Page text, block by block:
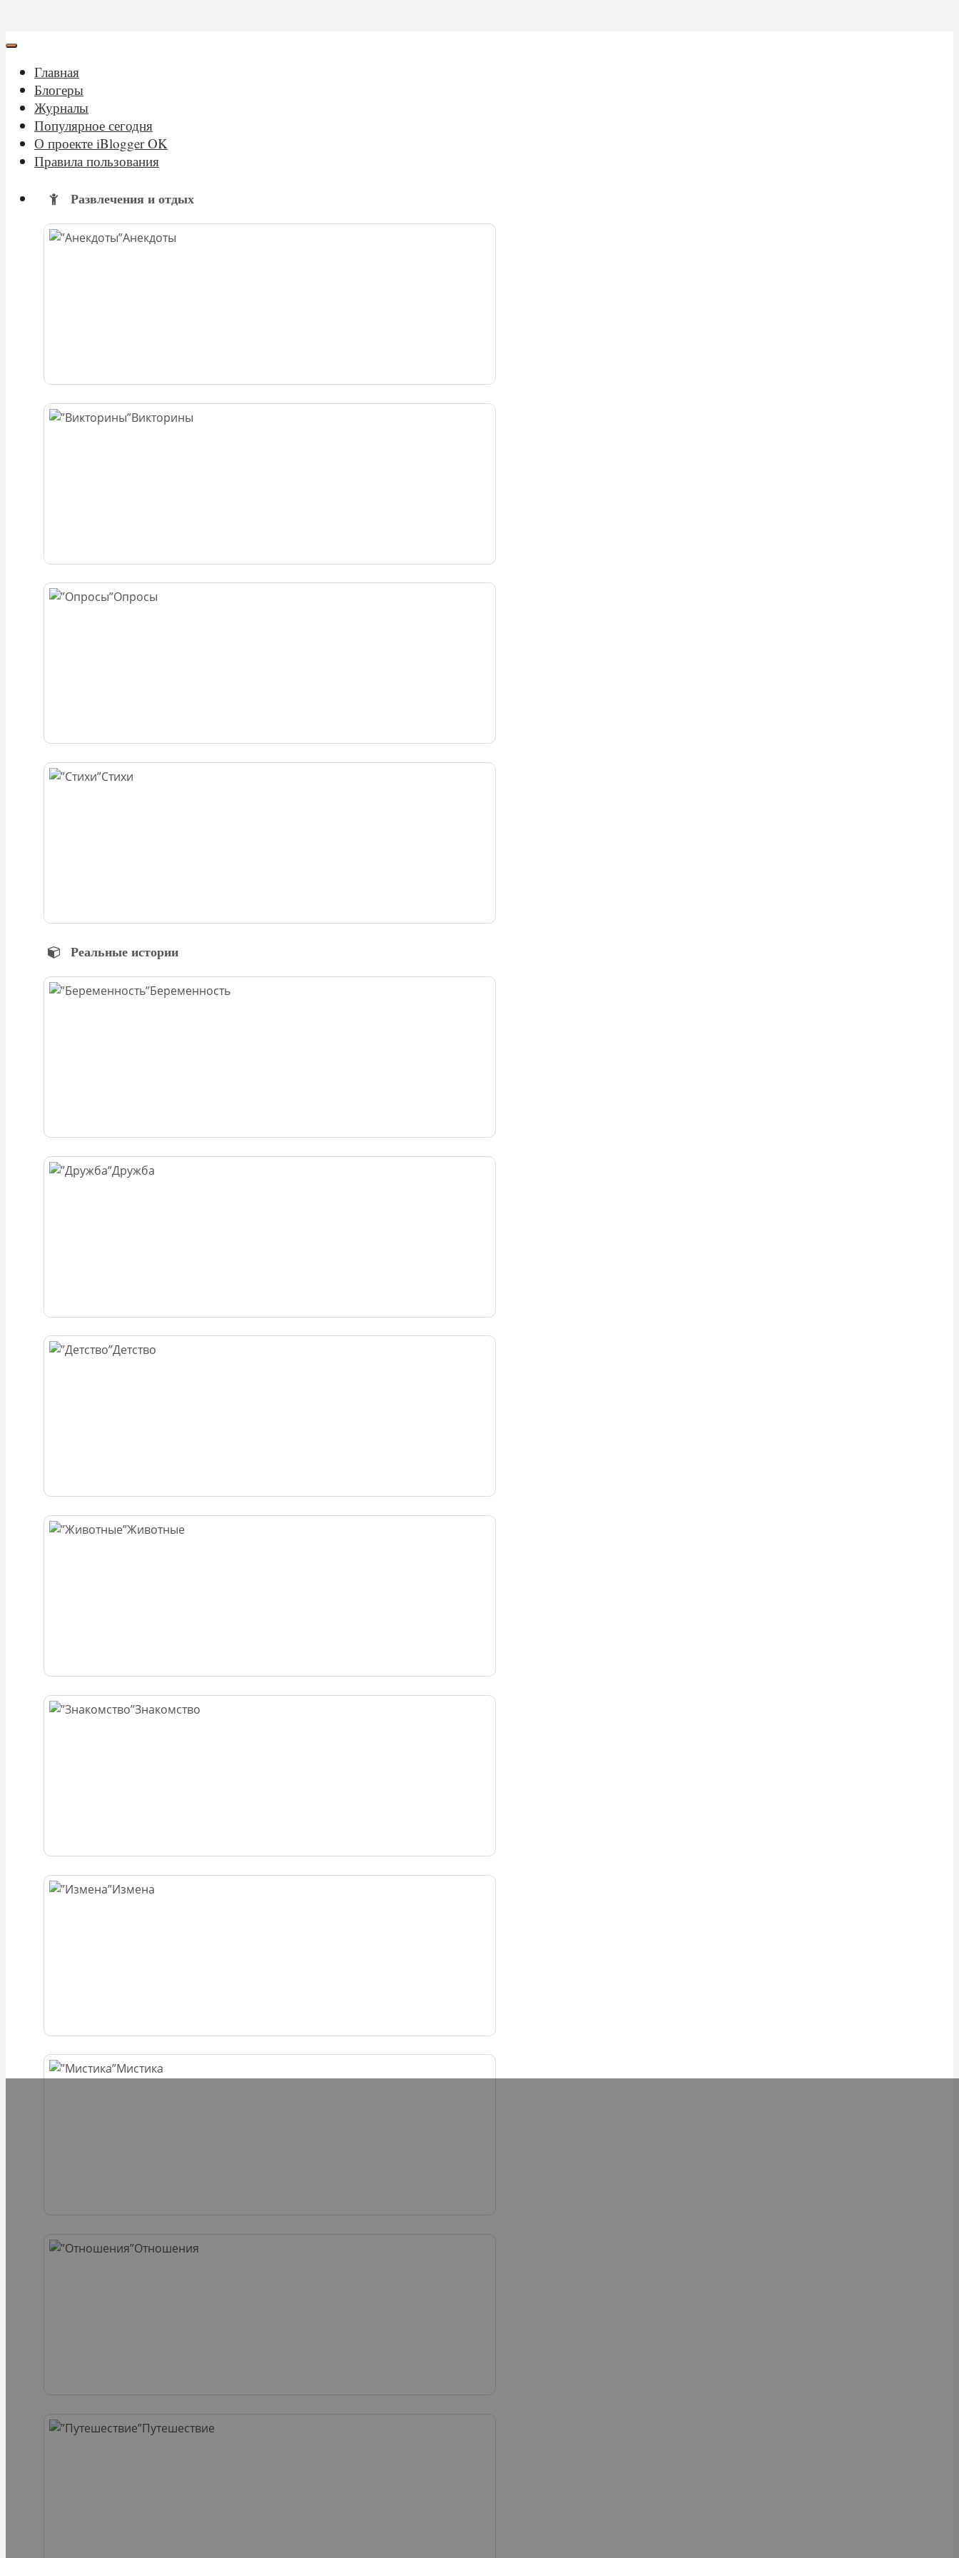
Главная
Блогеры
Журналы
Популярное сегодня
О проекте iBlogger OK
Правила пользования
Развлечения и отдых
Анекдоты
Викторины
Опросы
Стихи
Реальные истории
Беременность
Дружба
Детство
Животные
Знакомство
Измена
Мистика
Отношения
Путешествие